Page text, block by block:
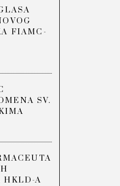
FIAMC-
SV.
HKLD-A